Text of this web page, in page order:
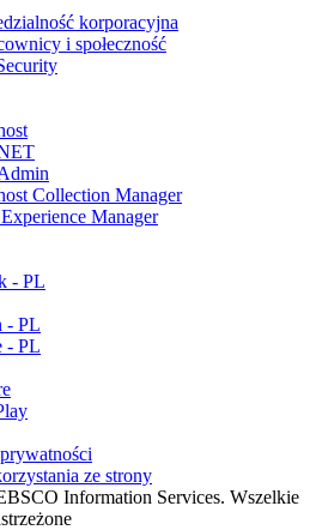
korporacyjna
i społeczność
Collection Manager
Manager
- PL
- PL
- PL
ze strony
Information Services. Wszelkie